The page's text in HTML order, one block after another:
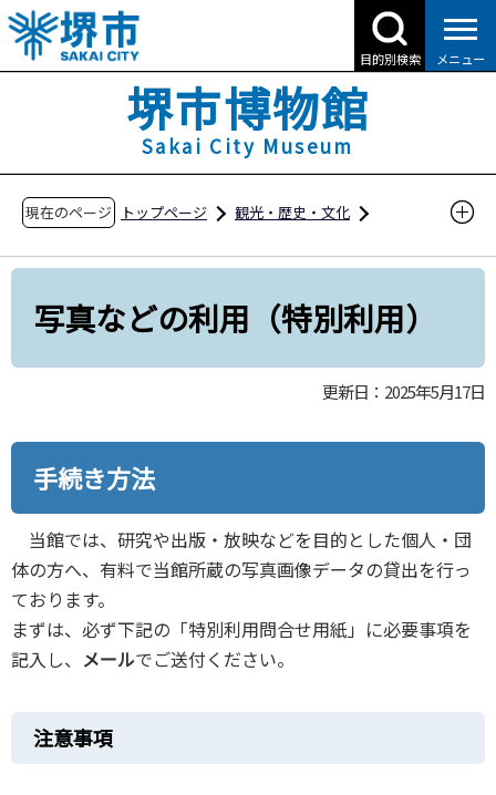
こ
の
ペ
で
目的別検索 メニュー
堺市博物館
Sakai City Museum
現在のページ トップページ
観光・歴史・文化
写真などの利用（特別利用）
更新日：2025年5月17日
手続き方法
当館では、研究や出版・放映などを目的とした個人・団
体の方へ、有料で当館所蔵の写真画像データの貸出を行っ
ております。
まずは、必ず下記の「特別利用問合せ用紙」に必要事項を
記入し、 メールでご送付ください。
注意事項